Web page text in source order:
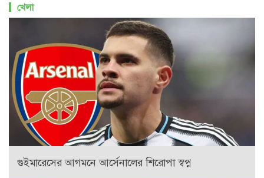
খেলা
গুইমারেসের আগমনে আর্সেনালের শিরোপা স্বপ্ন